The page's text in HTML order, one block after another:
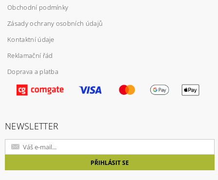
Obchodní podmínky
Zásady ochrany osobních údajů
Kontaktní údaje
Reklamační řád
Doprava a platba
NEWSLETTER